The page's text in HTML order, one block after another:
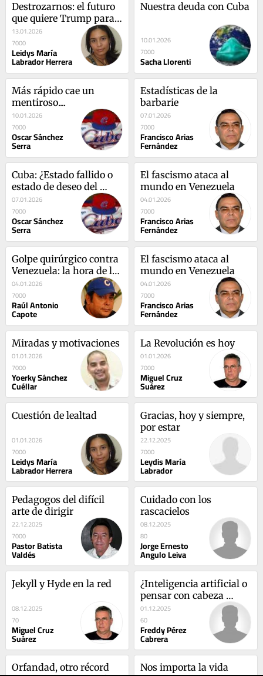
Destrozarnos: el futuro
que quiere Trump para
la Isla
13.01.2026
7000
Leidys María
Labrador Herrera
Nuestra deuda con Cuba
10.01.2026
7000
Sacha Llorenti
Más rápido cae un
mentiroso....
10.01.2026
7000
Oscar Sánchez
Serra
Estadísticas de la
barbarie
07.01.2026
7000
Francisco Arias
Fernández
Cuba: ¿Estado fallido o
estado de deseo del
imperio?
07.01.2026
7000
Oscar Sánchez
Serra
El fascismo ataca al
mundo en Venezuela
04.01.2026
7000
Francisco Arias
Fernández
Golpe quirúrgico contra
Venezuela: la hora de los
hornos
04.01.2026
7000
Raúl Antonio
Capote
El fascismo ataca al
mundo en Venezuela
04.01.2026
7000
Francisco Arias
Fernández
Miradas y motivaciones
01.01.2026
7000
Yoerky Sánchez
Cuéllar
La Revolución es hoy
01.01.2026
7000
Miguel Cruz
Suárez
Cuestión de lealtad
01.01.2026
7000
Leidys María
Labrador Herrera
Gracias, hoy y siempre,
por estar
22.12.2025
7000
Leydis María
Labrador
Pedagogos del difícil
arte de dirigir
22.12.2025
7000
Pastor Batista
Valdés
Cuidado con los
rascacielos
08.12.2025
80
Jorge Ernesto
Angulo Leiva
Jekyll y Hyde en la red
08.12.2025
70
Miguel Cruz
Suárez
¿Inteligencia artificial o
pensar con cabeza
propia?
01.12.2025
60
Freddy Pérez
Cabrera
Orfandad, otro récord
Nos importa la vida